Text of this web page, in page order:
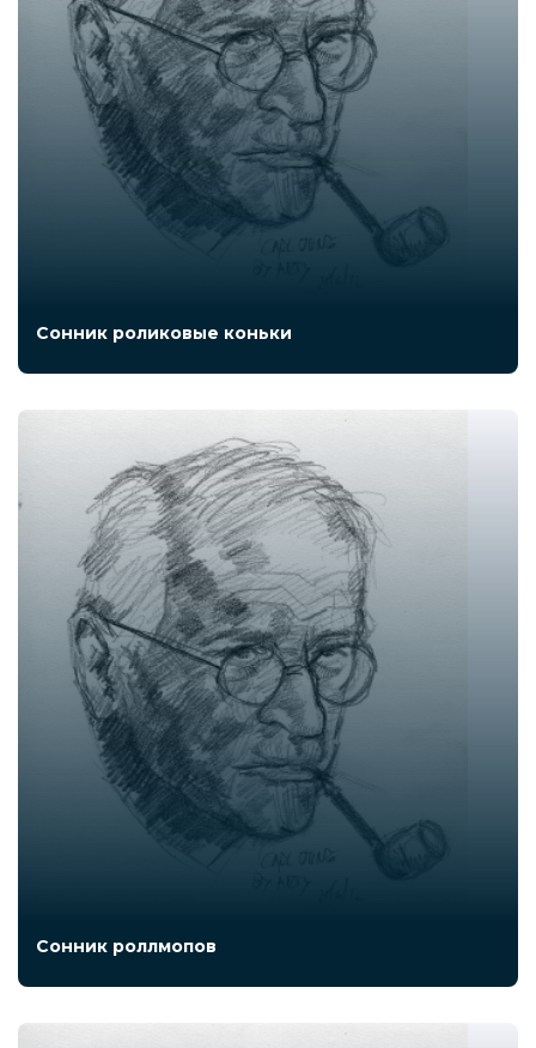
Сонник роликовые коньки
Сонник роллмопов